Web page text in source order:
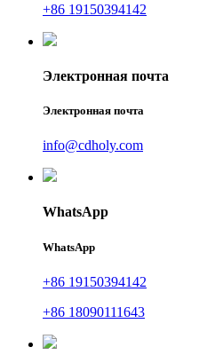
+86 19150394142
Электронная почта
Электронная почта
info@cdholy.com
WhatsApp
WhatsApp
+86 19150394142
+86 18090111643